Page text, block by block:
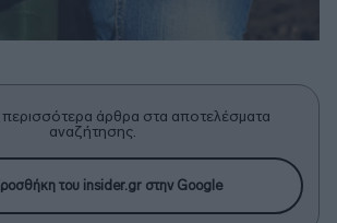
άρθρα στα αποτελέσματα
αναζήτησης.
του insider.gr στην Google